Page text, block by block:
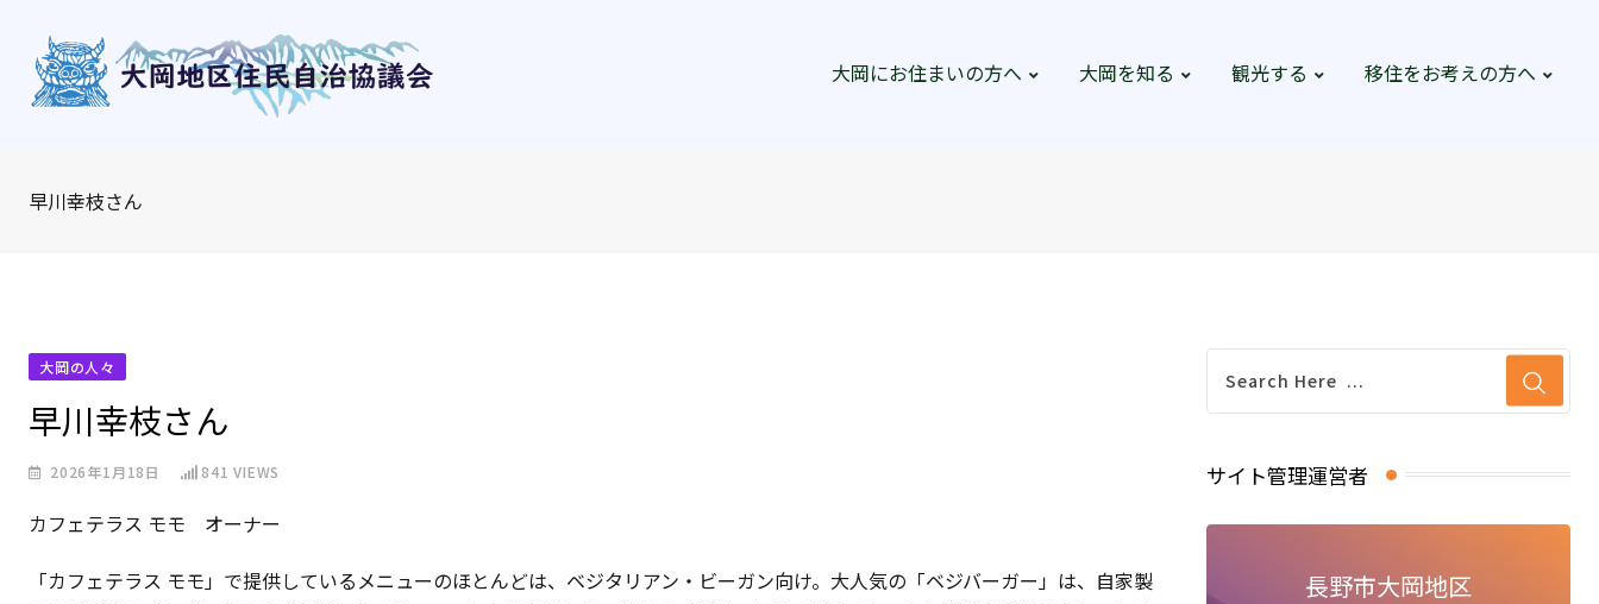
content
大岡にお住まいの方へ 大岡を知る 観光する 移住をお考えの方へ
早川幸枝さん
大岡の人々
早川幸枝さん
2026年1月18日 841 VIEWS
カフェテラス モモ オーナー
「カフェテラス モモ」で提供しているメニューのほとんどは、ベジタリアン・ビーガン向け。大人気の「ベジバーガー」は、自家製
サイト管理運営者
長野市大岡地区